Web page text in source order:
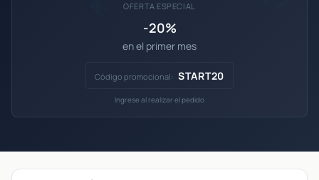
OFERTA ESPECIAL
-20%
en el primer mes
Código promocional: START20
Ingrese al realizar el pedido